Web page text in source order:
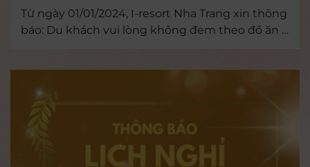
Từ ngày 01/01/2024, I-resort Nha Trang xin thông
báo: Du khách vui lòng không đem theo đồ ăn –